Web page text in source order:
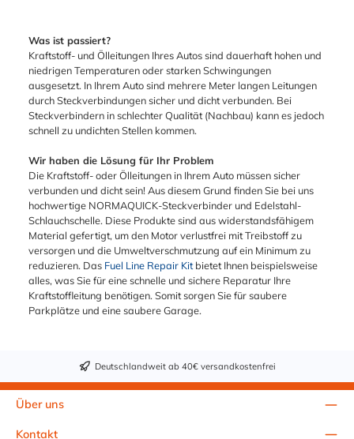
Was ist passiert?
Kraftstoff- und Ölleitungen Ihres Autos sind dauerhaft hohen und
niedrigen Temperaturen oder starken Schwingungen
ausgesetzt. In Ihrem Auto sind mehrere Meter langen Leitungen
durch Steckverbindungen sicher und dicht verbunden. Bei
Steckverbindern in schlechter Qualität (Nachbau) kann es jedoch
schnell zu undichten Stellen kommen.
Wir haben die Lösung für Ihr Problem
Die Kraftstoff- oder Ölleitungen in Ihrem Auto müssen sicher
verbunden und dicht sein! Aus diesem Grund finden Sie bei uns
hochwertige NORMAQUICK-Steckverbinder und Edelstahl-
Schlauchschelle. Diese Produkte sind aus widerstandsfähigem
Material gefertigt, um den Motor verlustfrei mit Treibstoff zu
versorgen und die Umweltverschmutzung auf ein Minimum zu
reduzieren. Das Fuel Line Repair Kitbietet Ihnen beispielsweise
alles, was Sie für eine schnelle und sichere Reparatur Ihre
Kraftstoffleitung benötigen. Somit sorgen Sie für saubere
Parkplätze und eine saubere Garage.
Deutschlandweit ab 40€ versandkostenfrei
Über uns
Kontakt